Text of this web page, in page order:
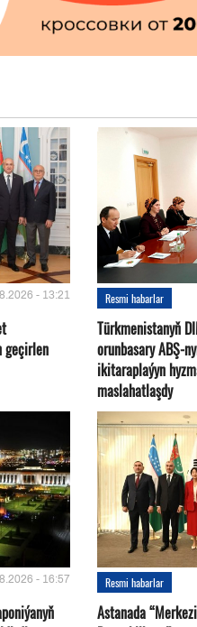
- 13:21
geçirlen
Resmi habarlar
Türkmenistanyň
orunbasary ABŞ-
ikitaraplaýyn
maslahatlaşdy
- 16:57 Resmi habarlar
Astanada